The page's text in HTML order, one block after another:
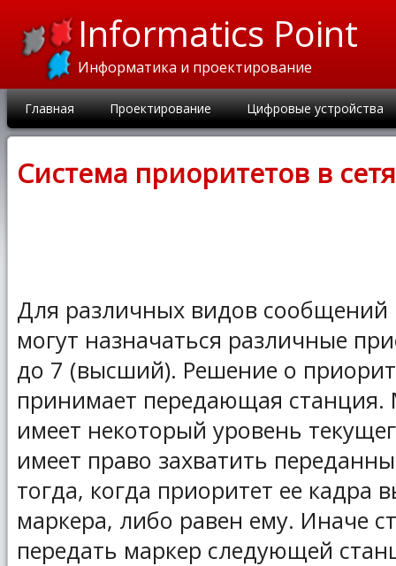
Informatics Point
Информатика и проектирование
Главная Проектирование Цифровые устройства
Система приоритетов в
Для различных видов
могут назначаться различные
до 7 (высший). Решение о
принимает передающая станция.
имеет некоторый уровень
имеет право захватить
тогда, когда приоритет ее кадра
маркера, либо равен ему. Иначе
передать маркер следующей